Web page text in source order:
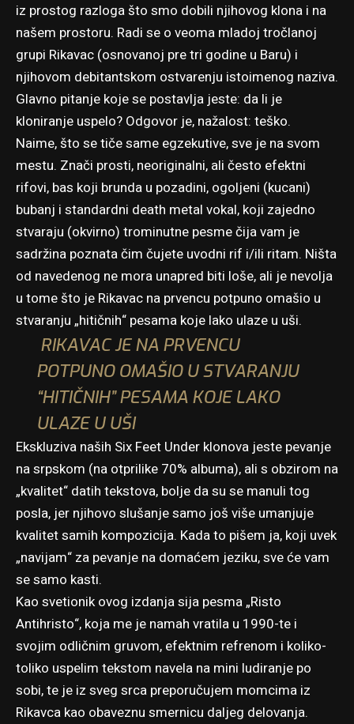
iz prostog razloga što smo dobili njihovog klona i na
našem prostoru. Radi se o veoma mladoj tročlanoj
grupi Rikavac (osnovanoj pre tri godine u Baru) i
njihovom debitantskom ostvarenju istoimenog naziva.
Glavno pitanje koje se postavlja jeste: da li je
kloniranje uspelo? Odgovor je, nažalost: teško.
Naime, što se tiče same egzekutive, sve je na svom
mestu. Znači prosti, neoriginalni, ali često efektni
rifovi, bas koji brunda u pozadini, ogoljeni (kucani)
bubanj i standardni death metal vokal, koji zajedno
stvaraju (okvirno) trominutne pesme čija vam je
sadržina poznata čim čujete uvodni rif i/ili ritam. Ništa
od navedenog ne mora unapred biti loše, ali je nevolja
u tome što je Rikavac na prvencu potpuno omašio u
stvaranju „hitičnih“ pesama koje lako ulaze u uši.
RIKAVAC JE NA PRVENCU
POTPUNO OMAŠIO U STVARANJU
“HITIČNIH” PESAMA KOJE LAKO
ULAZE U UŠI
Ekskluziva naših Six Feet Under klonova jeste pevanje
na srpskom (na otprilike 70% albuma), ali s obzirom na
„kvalitet“ datih tekstova, bolje da su se manuli tog
posla, jer njihovo slušanje samo još više umanjuje
kvalitet samih kompozicija. Kada to pišem ja, koji uvek
„navijam“ za pevanje na domaćem jeziku, sve će vam
se samo kasti.
Kao svetionik ovog izdanja sija pesma „Risto
Antihristo“, koja me je namah vratila u 1990-te i
svojim odličnim gruvom, efektnim refrenom i koliko-
toliko uspelim tekstom navela na mini ludiranje po
sobi, te je iz sveg srca preporučujem momcima iz
Rikavca kao obaveznu smernicu daljeg delovanja.